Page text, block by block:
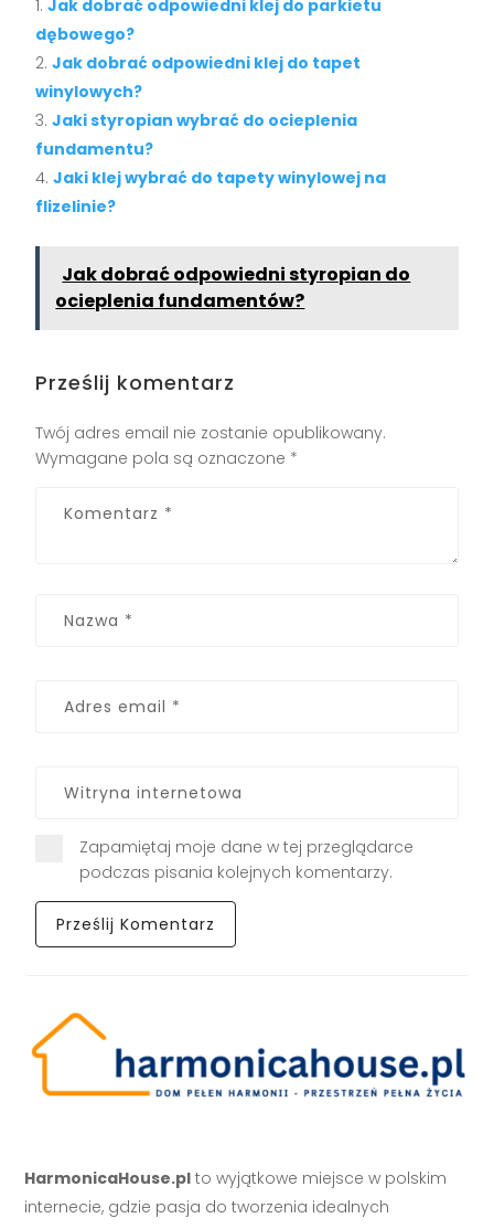
Jak dobrać odpowiedni klej do parkietu
dębowego?
Jak dobrać odpowiedni klej do tapet
winylowych?
Jaki styropian wybrać do ocieplenia
fundamentu?
Jaki klej wybrać do tapety winylowej na
flizelinie?
Jak dobrać odpowiedni styropian do
ocieplenia fundamentów?
Prześlij komentarz
Twój adres email nie zostanie opublikowany.
Wymagane pola są oznaczone *
Zapamiętaj moje dane w tej przeglądarce
podczas pisania kolejnych komentarzy.
HarmonicaHouse.pl to wyjątkowe miejsce w polskim
internecie, gdzie pasja do tworzenia idealnych